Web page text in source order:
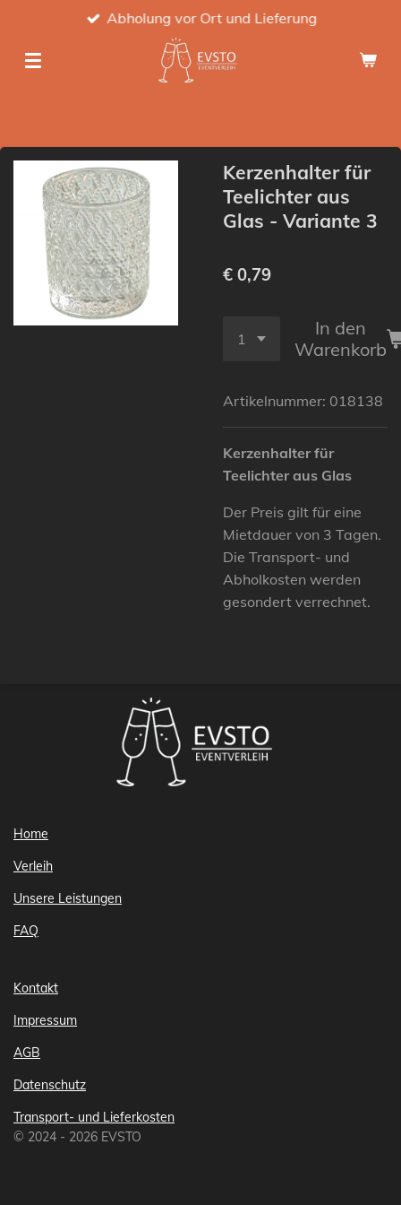
springen
Abholung vor Ort und Lieferung
Kerzenhalter für
Teelichter aus
Glas - Variante 3
€ 0,79
In den
Warenkorb
Artikelnummer: 018138
Kerzenhalter für
Teelichter aus Glas
Der Preis gilt für eine
Mietdauer von 3 Tagen.
Die Transport- und
Abholkosten werden
gesondert verrechnet.
Home
Verleih
Unsere Leistungen
FAQ
Kontakt
Impressum
AGB
Datenschutz
Transport- und Lieferkosten
© 2024 - 2026 EVSTO